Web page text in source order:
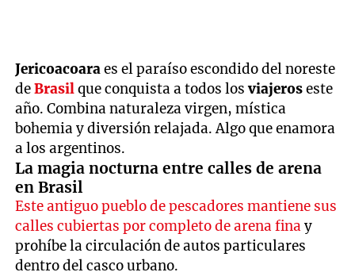
Jericoacoaraes el paraíso escondido del noreste
deBrasilque conquista a todos losviajeroseste
año. Combina naturaleza virgen, mística
bohemia y diversión relajada. Algo que enamora
a los argentinos.
La magia nocturna entre calles de arena
en Brasil
Este antiguo pueblo de pescadores mantiene sus
calles cubiertas por completo de arena fina y
prohíbe la circulación de autos particulares
dentro del casco urbano.